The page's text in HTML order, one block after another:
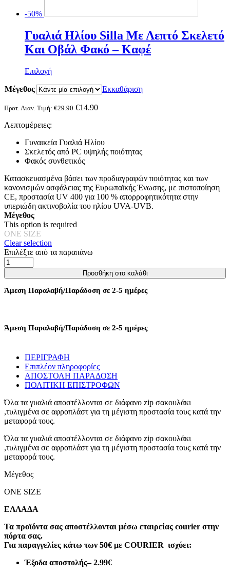
-50%
Γυαλιά Ηλίου Silla Με Λεπτό Σκελετό
Και Oβάλ Φακό – Καφέ
ΕπιλογήΑυτό
προϊόν
πολλαπλές
μπορούν
να
επιλεγούν
σελίδα
του
προϊόντος
Μέγεθος Εκκαθάριση
Προτ. Λιαν. Τιμή: €29.90 €14.90
Λεπτομέρειες:
Γυναικεία Γυαλιά Ηλίου
Σκελετός από PC υψηλής ποιότητας
Φακός συνθετικός
Κατασκευασμένα βάσει των προδιαγραφών ποιότητας και των
κανονισμών ασφάλειας της Ευρωπαϊκής Ένωσης, με πιστοποίηση
CE, προστασία UV 400 για 100 % απορροφητικότητα στην
υπεριώδη ακτινοβολία του ηλίου UVA-UVB.
Μέγεθος
This option is required
ONE SIZE
Clear selection
Επιλέξτε από τα παραπάνω
Γυαλιά
Ηλίου
Silla
Με
Oβάλ
Φακό
Hμιδιάφανο
Κόκκινο
ποσότητα
Προσθήκη στο καλάθι
Άμεση Παραλαβή/Παράδοση σε 2-5 ημέρες
Άμεση Παραλαβή/Παράδοση σε 2-5 ημέρες
ΠΕΡΙΓΡΑΦΗ
Επιπλέον πληροφορίες
ΑΠΟΣΤΟΛΗ ΠΑΡΑΔΟΣΗ
ΠΟΛΙΤΙΚΗ ΕΠΙΣΤΡΟΦΩΝ
Όλα τα γυαλιά αποστέλλονται σε διάφανο zip σακουλάκι
,τυλιγμένα σε αφροπλάστ για τη μέγιστη προστασία τους κατά την
μεταφορά τους.
Όλα τα γυαλιά αποστέλλονται σε διάφανο zip σακουλάκι
,τυλιγμένα σε αφροπλάστ για τη μέγιστη προστασία τους κατά την
μεταφορά τους.
Μέγεθος
ONE SIZE
ΕΛΛΑΔΑ
Τα προϊόντα σας αποστέλλονται μέσω εταιρείας courier στην
πόρτα σας.
Για παραγγελίες κάτω των 50€ με COURIER ισχύει:
Έξοδα αποστολής– 2.99€